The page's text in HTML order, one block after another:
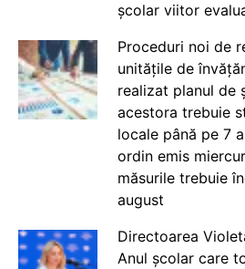
școlar viitor
Proceduri noi de
unitățile de
realizat planul de
acestora trebuie
locale până pe 7
ordin emis
măsurile trebuie
august
Directoarea
Anul școlar care